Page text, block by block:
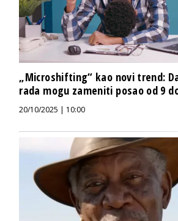
„Microshifting“ kao novi trend:
rada mogu zameniti posao od 9
20/10/2025 | 10:00